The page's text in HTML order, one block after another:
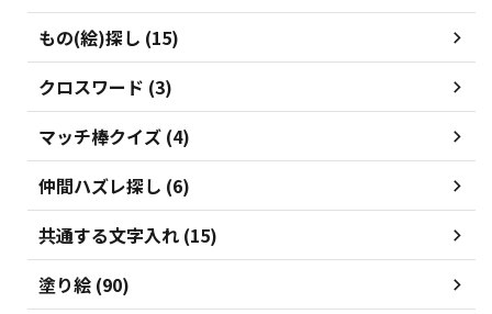
もの(絵)探し (15)
クロスワード (3)
マッチ棒クイズ (4)
仲間ハズレ探し (6)
共通する文字入れ (15)
塗り絵 (90)